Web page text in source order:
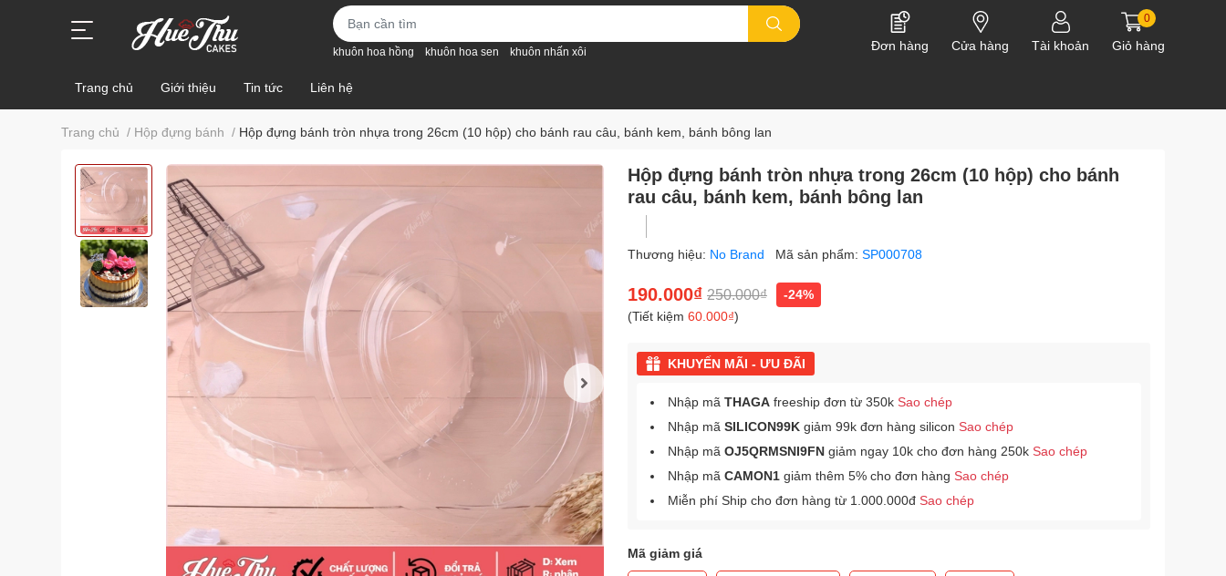
khuôn hoa hồng khuôn hoa sen khuôn nhấn xôi Đơn hàng Cửa hàng Tài khoản
0
Giỏ hàng
Trang chủ Giới thiệu Tin tức Liên hệ
Trang chủ / Hộp đựng bánh / Hộp đựng bánh tròn nhựa trong 26cm (10 hộp) cho bánh rau câu, bánh kem, bánh bông lan
Hộp đựng bánh tròn nhựa trong 26cm (10 hộp) cho bánh
rau câu, bánh kem, bánh bông lan
Thương hiệu: No Brand Mã sản phẩm: SP000708
190.000₫ 250.000₫
-24%
(Tiết kiệm 60.000₫)
KHUYẾN MÃI - ƯU ĐÃI
Nhập mã THAGA freeship đơn từ 350k Sao chép
Nhập mã SILICON99K giảm 99k đơn hàng silicon Sao chép
Nhập mã OJ5QRMSNI9FN giảm ngay 10k cho đơn hàng 250k Sao chép
Nhập mã CAMON1 giảm thêm 5% cho đơn hàng Sao chép
Miễn phí Ship cho đơn hàng từ 1.000.000đ Sao chép
Mã giảm giá